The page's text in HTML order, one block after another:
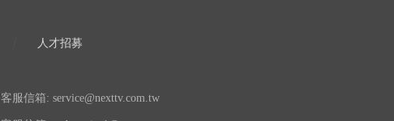
人才招募
客服信箱: service@nexttv.com.tw